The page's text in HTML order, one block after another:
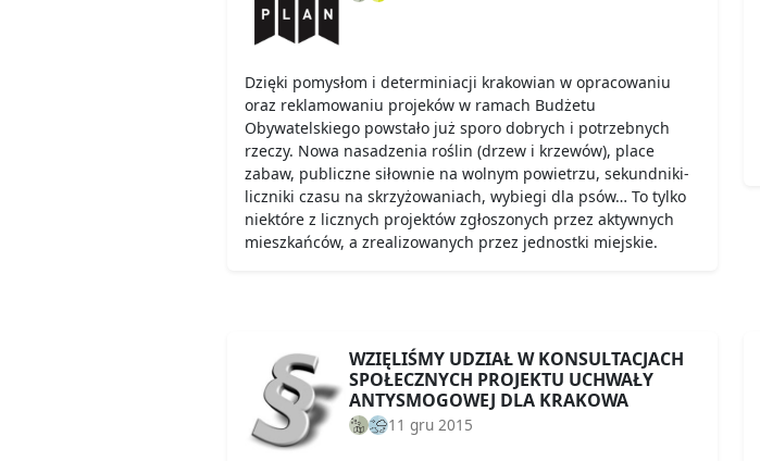
Dzięki pomysłom i determiniacji krakowian w opracowaniu
oraz reklamowaniu projeków w ramach Budżetu
Obywatelskiego powstało już sporo dobrych i potrzebnych
rzeczy. Nowa nasadzenia roślin (drzew i krzewów), place
zabaw, publiczne siłownie na wolnym powietrzu, sekundniki-
liczniki czasu na skrzyżowaniach, wybiegi dla psów… To tylko
niektóre z licznych projektów zgłoszonych przez aktywnych
mieszkańców, a zrealizowanych przez jednostki miejskie.
WZIĘLIŚMY UDZIAŁ W KONSULTACJACH
SPOŁECZNYCH PROJEKTU UCHWAŁY
ANTYSMOGOWEJ DLA KRAKOWA
11 gru 2015